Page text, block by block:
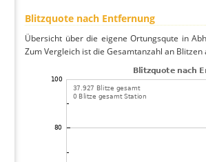
Blitzquote nach Entfernung
Übersicht über die eigene Ortungsqute in
Zum Vergleich ist die Gesamtanzahl an